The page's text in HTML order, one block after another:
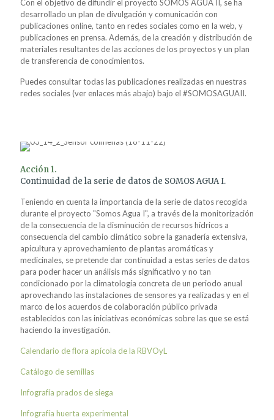
Con el objetivo de difundir el proyecto SOMOS AGUA II, se ha
desarrollado un plan de divulgación y comunicación con
publicaciones online, tanto en redes sociales como en la web, y
publicaciones en prensa. Además, de la creación y distribución de
materiales resultantes de las acciones de los proyectos y un plan
de transferencia de conocimientos.
Puedes consultar todas las publicaciones realizadas en nuestras
redes sociales (ver enlaces más abajo) bajo el #SOMOSAGUAII.
Acción 1.
Continuidad de la serie de datos de SOMOS AGUA I.
Teniendo en cuenta la importancia de la serie de datos recogida
durante el proyecto "Somos Agua I", a través de la monitorización
de la consecuencia de la disminución de recursos hídricos a
consecuencia del cambio climático sobre la ganadería extensiva,
apicultura y aprovechamiento de plantas aromáticas y
medicinales, se pretende dar continuidad a estas series de datos
para poder hacer un análisis más significativo y no tan
condicionado por la climatología concreta de un periodo anual
aprovechando las instalaciones de sensores ya realizadas y en el
marco de los acuerdos de colaboración público privada
establecidos con las iniciativas económicas sobre las que se está
haciendo la investigación.
Calendario de flora apícola de la RBVOyL
Catálogo de semillas
Infografía prados de siega
Infografía huerta experimental